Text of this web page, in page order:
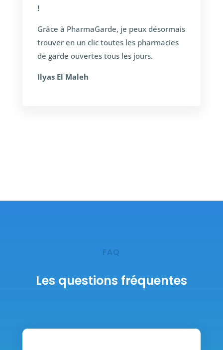
!
Grâce à PharmaGarde, je peux désormais
trouver en un clic toutes les pharmacies
de garde ouvertes tous les jours.
Ilyas El Maleh
FAQ
Les questions fréquentes